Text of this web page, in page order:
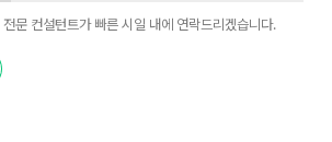
문 컨설턴트가 빠른 시일 내에 연락드리겠습니다.